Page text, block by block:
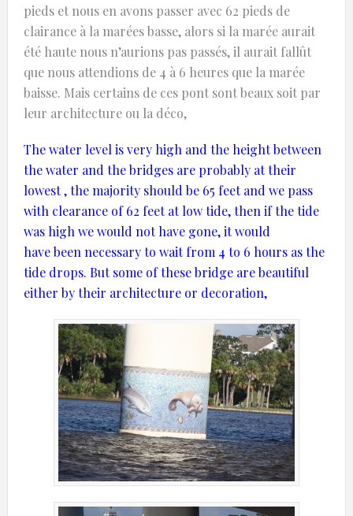
pieds et nous en avons passer avec 62 pieds de
clairance à la marées basse, alors si la marée aurait
été haute nous n’aurions pas passés, il aurait fallût
que nous attendions de 4 à 6 heures que la marée
baisse. Mais certains de ces pont sont beaux soit par
leur architecture ou la déco,
The water level is very high and the heightbetween
the water and the bridges are probably at their
lowest, the majority should be 65 feet and we pass
with clearance of 62 feet at lowtide,thenif the tide
was highwe would not have gone, it would
have beennecessary to waitfrom 4 to 6 hours as the
tide drops. But some of thesebridge are beautiful
either by their architecture or decoration,